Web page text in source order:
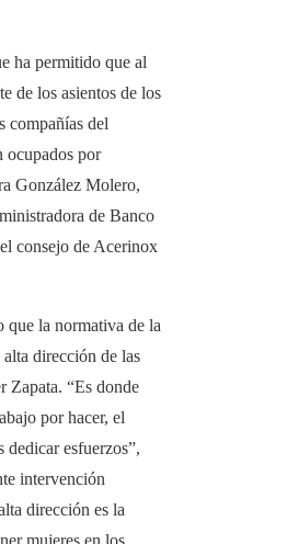
ha permitido que al
de los asientos de los
compañías del
ocupados por
González Molero,
de Banco
consejo de Acerinox
que la normativa de la
dirección de las
Zapata. “Es donde
por hacer, el
dedicar esfuerzos”,
intervención
dirección es la